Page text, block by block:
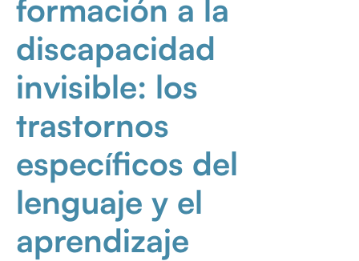
FORMACIÓN
COMUNICACIÓN
FORMACIÓN
PROFESIONAL
GESTIÓN
ELECTRÓNICA
DE
DOCUMENTOS
formación a la
discapacidad
invisible: los
trastornos
específicos del
lenguaje y el
aprendizaje